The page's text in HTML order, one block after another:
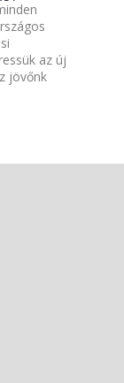
az új
jövőnk